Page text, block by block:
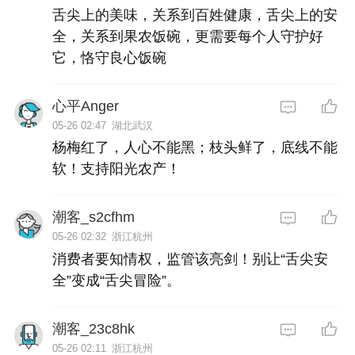
舌尖上的美味，关系到百姓健康，舌尖上的安
全，关系到果农饭碗，更需要每个人守护好
它，恪守良心饭碗
心平Anger
05-26 02:47 湖北武汉
杨梅红了，人心不能黑；枝头鲜了，底线不能
软！支持阳光农产！
潮客_s2cfhm
05-26 02:32 浙江杭州
消费者要知情权，监管该亮剑！别让“舌尖安
全”变成“舌尖冒险”。
潮客_23c8hk
05-26 02:11 浙江杭州